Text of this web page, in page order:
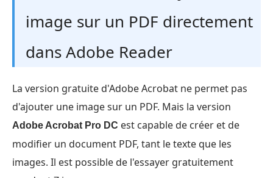
image sur un PDF directement
dans Adobe Reader
La version gratuite d'Adobe Acrobat ne permet pas
d'ajouter une image sur un PDF. Mais la version
Adobe Acrobat Pro DC est capable de créer et de
modifier un document PDF, tant le texte que les
images. Il est possible de l'essayer gratuitement